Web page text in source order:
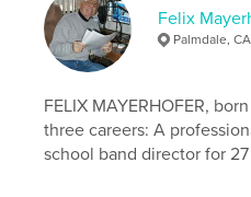
LangueEnglish
Mots-clés
Mayerhofer
Felix
Palmdale, CA
FELIX MAYERHOFER,
three careers: A
school band director for